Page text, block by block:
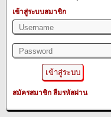
เข้าสู่ระบบสมาชิก
สมัครสมาชิก ลืมรหัสผ่าน